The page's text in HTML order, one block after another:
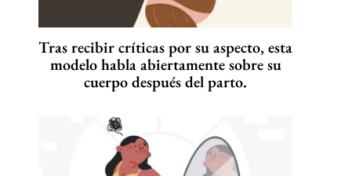
Tras recibir críticas por su aspecto, esta
modelo habla abiertamente sobre su
cuerpo después del parto.